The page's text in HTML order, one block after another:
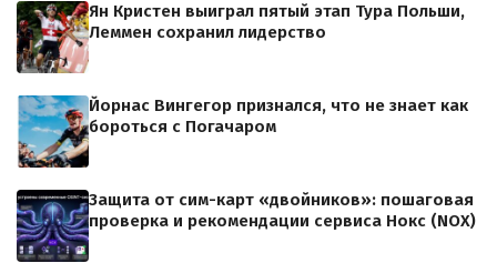
Ян Кристен выиграл пятый этап Тура Польши,
Леммен сохранил лидерство
Йорнас Вингегор признался, что не знает как
бороться с Погачаром
Защита от сим-карт «двойников»: пошаговая
проверка и рекомендации сервиса Нокс (NOX)